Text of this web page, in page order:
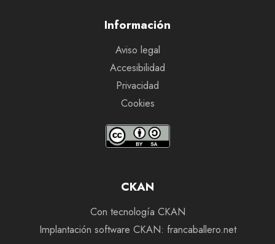
Información
Aviso legal
Accesibilidad
Privacidad
Cookies
CKAN
Con tecnología CKAN
Implantación software CKAN: francaballero.net